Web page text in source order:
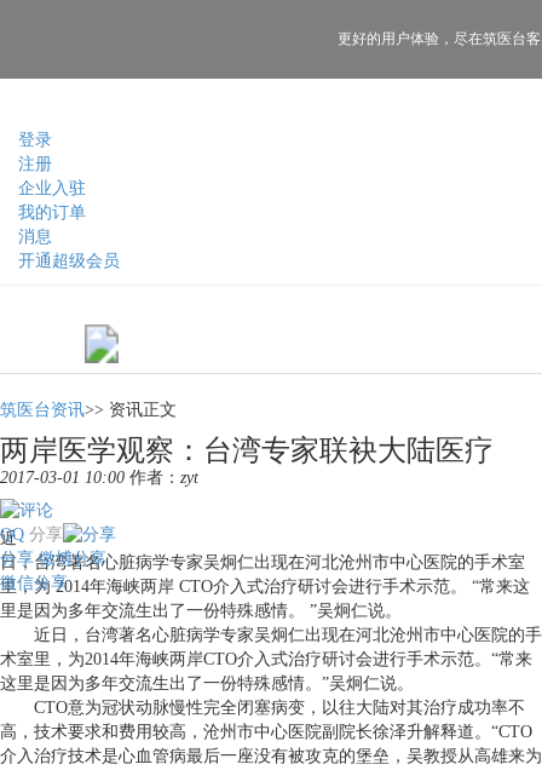
登录
注册
企业入驻
我的订单
消息
开通超级会员
更好的用户体验， 尽在筑医台
筑医台资讯>> 资讯正文
两岸医学观察：台湾专家联袂大陆医疗
2017-03-01 10:00 作者： zyt
分享
QQ
分享 微博分享
微信分享
近
日，台湾著名心脏病学专家吴炯仁出现在河北沧州市中心医院的手术室
里，为 2014年海峡两岸 CTO介入式治疗研讨会进行手术示范。 “常来这
里是因为多年交流生出了一份特殊感情。 ”吴炯仁说。
近日，台湾著名心脏病学专家吴炯仁出现在河北沧州市中心医院的手
术室里，为2014年海峡两岸CTO介入式治疗研讨会进行手术示范。 “常来
这里是因为多年交流生出了一份特殊感情。 ”吴炯仁说。
CTO意为冠状动脉慢性完全闭塞病变，以往大陆对其治疗成功率不
高，技术要求和费用较高，沧州市中心医院副院长徐泽升解释道。 “CTO
介入治疗技术是心血管病最后一座没有被攻克的堡垒，吴教授从高雄来为